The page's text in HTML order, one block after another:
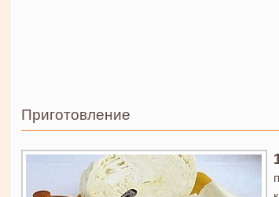
Приготовление